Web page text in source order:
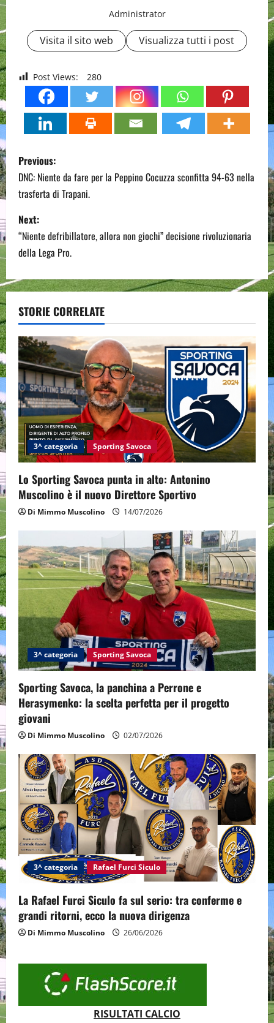
Administrator
Visita il sito web Visualizza tutti i post
Post Views: 280
P
o
s
t
n
a
v
i
g
a
t
i
o
n
Previous:
DNC: Niente da fare per la Peppino Cocuzza sconfitta 94-63 nella
trasferta di Trapani.
Next:
“Niente defribillatore, allora non giochi” decisione rivoluzionaria
della Lega Pro.
STORIE CORRELATE
3^ categoria Sporting Savoca
Lo Sporting Savoca punta in alto: Antonino
Muscolino è il nuovo Direttore Sportivo
Di Mimmo Muscolino 14/07/2026
3^ categoria Sporting Savoca
Sporting Savoca, la panchina a Perrone e
Herasymenko: la scelta perfetta per il progetto
giovani
Di Mimmo Muscolino 02/07/2026
3^ categoria Rafael Furci Siculo
La Rafael Furci Siculo fa sul serio: tra conferme e
grandi ritorni, ecco la nuova dirigenza
Di Mimmo Muscolino 26/06/2026
RISULTATI CALCIO